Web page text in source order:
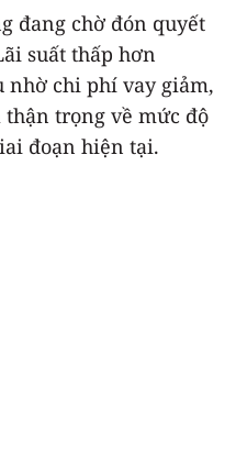
đang chờ đón quyết
suất thấp hơn
nhờ chi phí vay giảm,
thận trọng về mức độ
đoạn hiện tại.